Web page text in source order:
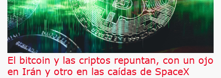
El bitcoin y las criptos repuntan, con un ojo
en Irán y otro en las caídas de SpaceX